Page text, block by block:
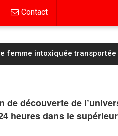
Contact
lucide avant
de découverte de
heures dans le